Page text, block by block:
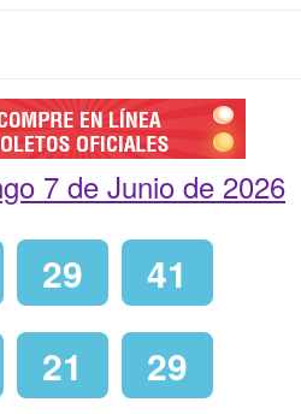
7 de Junio de 2026
29 41
21 29